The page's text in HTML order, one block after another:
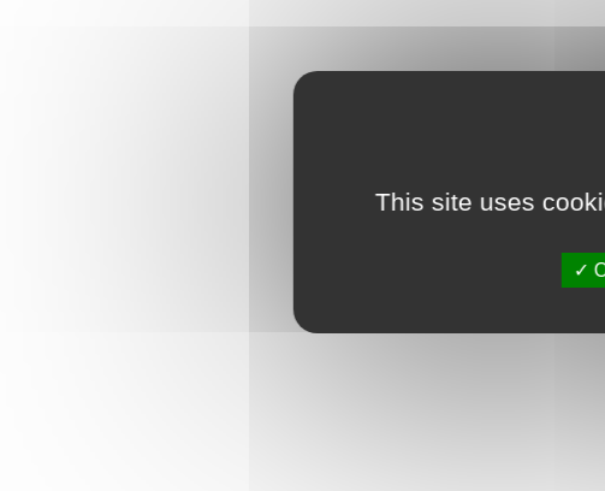
This site uses